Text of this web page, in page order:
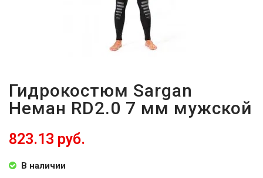
Гидрокостюм Sargan
Неман RD2.0 7 мм мужской
823.13 руб.
В наличии